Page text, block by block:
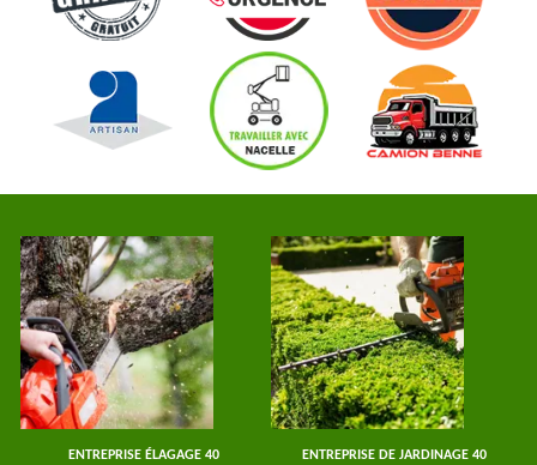
ENTREPRISE ÉLAGAGE 40 ENTREPRISE DE JARDINAGE 40